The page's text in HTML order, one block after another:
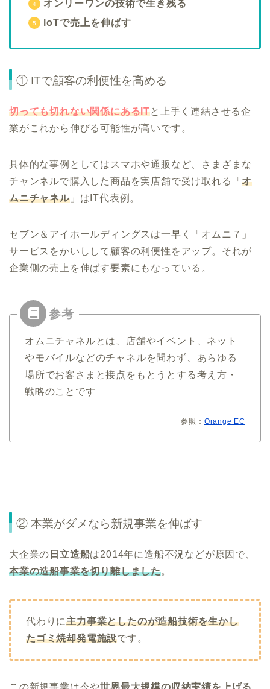
オンリーワンの技術で生き残る
loTで売上を伸ばす
① ITで顧客の利便性を高める
切っても切れない関係にあるITと上手く連結させる企
業がこれから伸びる可能性が高いです。
具体的な事例としてはスマホや通販など、さまざまな
チャンネルで購入した商品を実店舗で受け取れる「オ
ムニチャネル」はIT代表例。
セブン＆アイホールディングスは一早く「オムニ７」
サービスをかいしして顧客の利便性をアップ。それが
企業側の売上を伸ばす要素にもなっている。
オムニチャネルとは、店舗やイベント、ネット
やモバイルなどのチャネルを問わず、あらゆる
場所でお客さまと接点をもとうとする考え方・
戦略のことです
参照： Orange EC
② 本業がダメなら新規事業を伸ばす
大企業の 日立造船は2014年に造船不況などが原因で、
本業の造船事業を切り離しました。
代わりに主力事業としたのが造船技術を生かし
たゴミ焼却発電施設です。
この新規事業は今や世界最大規模の収納実績を上げる